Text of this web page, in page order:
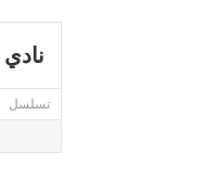
نادي
تسلسل